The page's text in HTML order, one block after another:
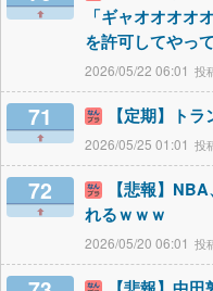
「ギャオオオオ
を許可してやっ
2026/05/22 06:01
71 【定期】ト
2026/05/25 01:01
72
【悲報】
れるｗｗｗ
2026/05/20 06:01